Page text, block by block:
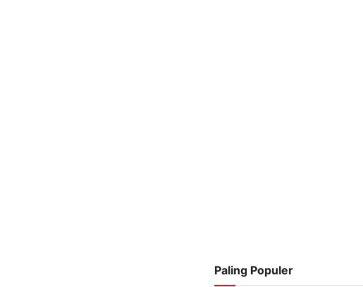
Paling Populer